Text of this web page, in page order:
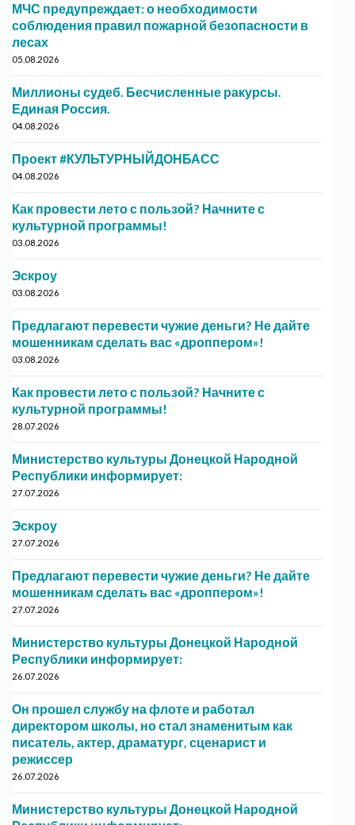
МЧС предупреждает: о необходимости
соблюдения правил пожарной безопасности в
лесах
05.08.2026
Миллионы судеб. Бесчисленные ракурсы.
Единая Россия.
04.08.2026
Проект #КУЛЬТУРНЫЙДОНБАСС
04.08.2026
Как провести лето с пользой? Начните с
культурной программы!
03.08.2026
Эскроу
03.08.2026
Предлагают перевести чужие деньги? Не дайте
мошенникам сделать вас «дроппером»!
03.08.2026
Как провести лето с пользой? Начните с
культурной программы!
28.07.2026
Министерство культуры Донецкой Народной
Республики информирует:
27.07.2026
Эскроу
27.07.2026
Предлагают перевести чужие деньги? Не дайте
мошенникам сделать вас «дроппером»!
27.07.2026
Министерство культуры Донецкой Народной
Республики информирует:
26.07.2026
Он прошел службу на флоте и работал
директором школы, но стал знаменитым как
писатель, актер, драматург, сценарист и
режиссер
26.07.2026
Министерство культуры Донецкой Народной